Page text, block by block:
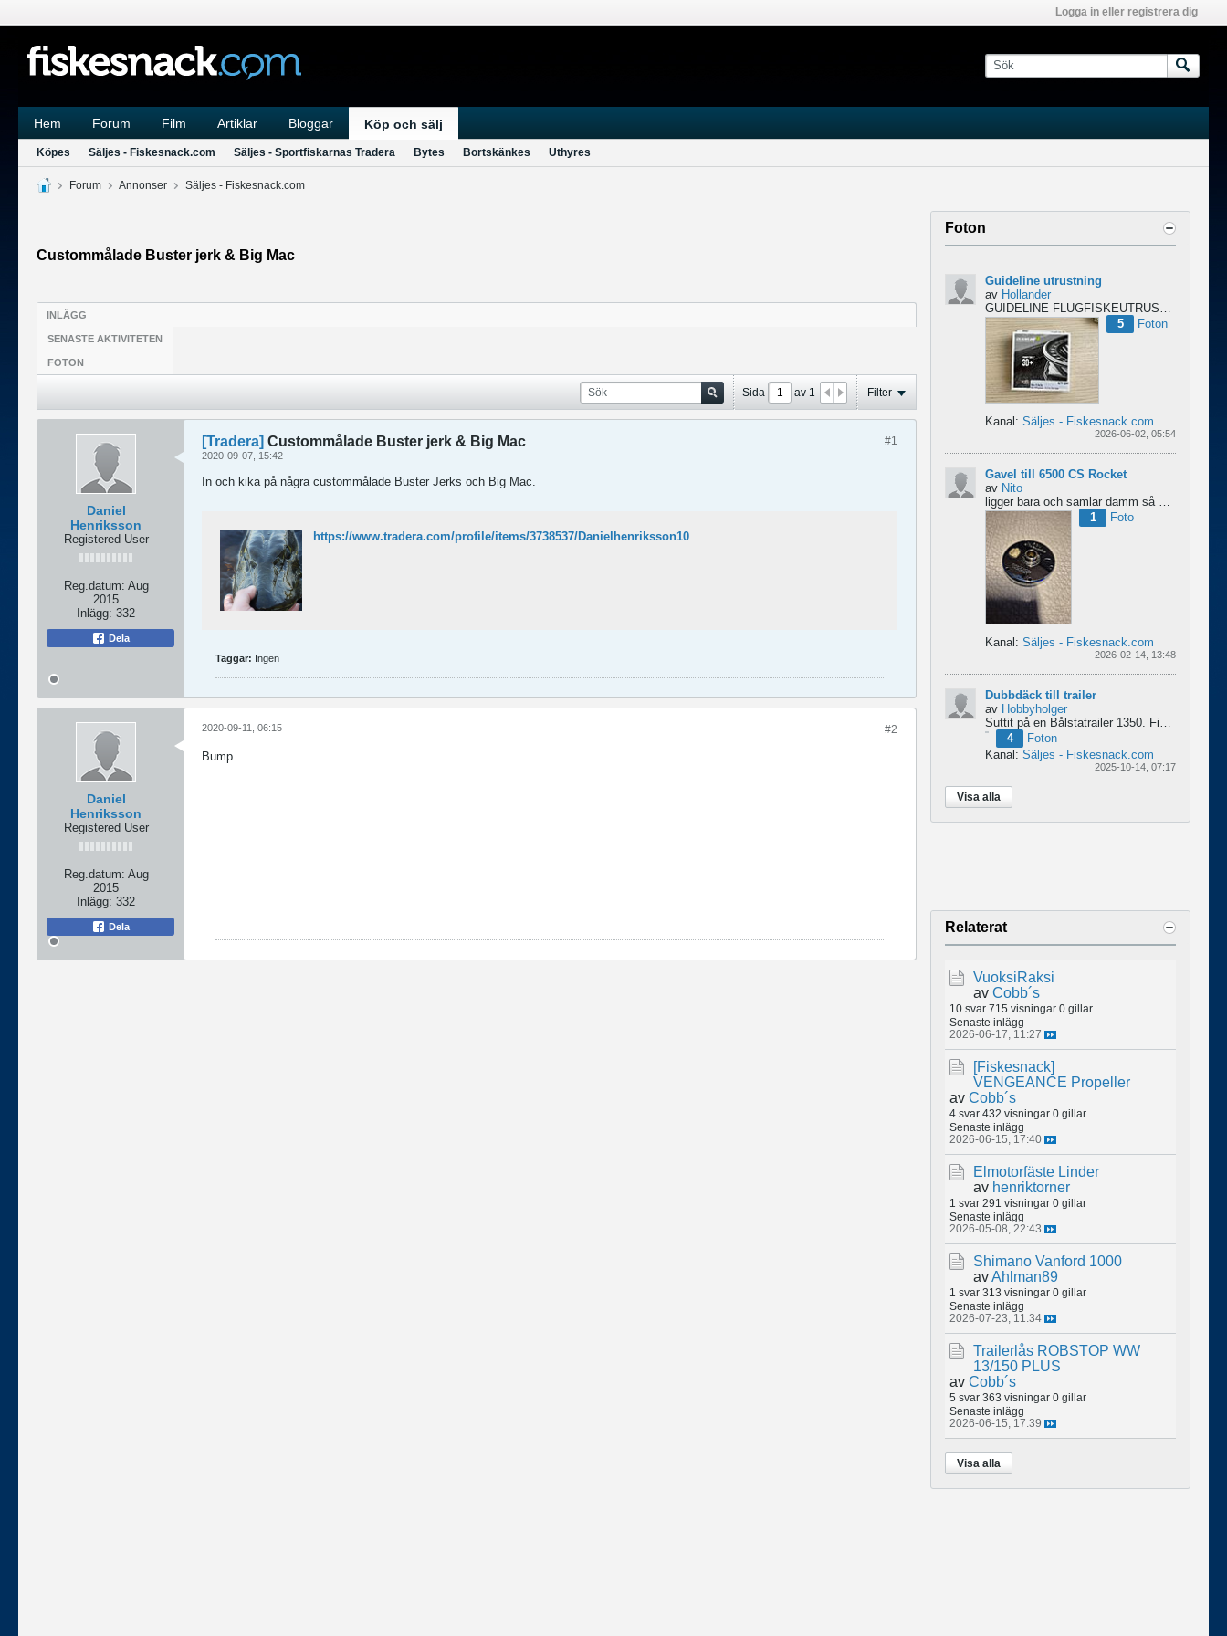
Logga in eller registrera dig
Hem Forum Film Artiklar Bloggar Köp och sälj
Köpes Säljes - Fiskesnack.com Säljes - Sportfiskarnas Tradera Bytes Bortskänkes Uthyres
Forum Annonser Säljes - Fiskesnack.com
Custommålade Buster jerk & Big Mac
INLÄGG
SENASTE AKTIVITETEN
FOTON
Sida av 1 Filter
Daniel
Henriksson
Registered User
Reg.datum: Aug
2015
Inlägg: 332
Dela
#1
[Tradera] Custommålade Buster jerk & Big Mac
2020-09-07, 15:42
In och kika på några custommålade Buster Jerks och Big Mac.
https://www.tradera.com/profile/items/3738537/Danielhenriksson10
Taggar: Ingen
Daniel
Henriksson
Registered User
Reg.datum: Aug
2015
Inlägg: 332
Dela
#2
2020-09-11, 06:15
Bump.
Foton
Guideline utrustning
av Hollander
GUIDELINE FLUGFISKEUTRUSTNING – NYTT & OÖPPNAT
5
Foton
Kanal: Säljes - Fiskesnack.com
2026-06-02, 05:54
Gavel till 6500 CS Rocket
av Nito
1
Foto
Kanal: Säljes - Fiskesnack.com
2026-02-14, 13:48
Dubbdäck till trailer
av Hobbyholger
Suttit på en Bålstatrailer 1350. Finns i Spånga men kan transporteras mot Linköping. 500kr
4
Foton
Kanal: Säljes - Fiskesnack.com
2025-10-14, 07:17
Visa alla
Relaterat
VuoksiRaksi
av Cobb´s
10 svar 715 visningar 0 gillar
Senaste inlägg
2026-06-17, 11:27
[Fiskesnack]
VENGEANCE Propeller
av Cobb´s
4 svar 432 visningar 0 gillar
Senaste inlägg
2026-06-15, 17:40
Elmotorfäste Linder
av henriktorner
1 svar 291 visningar 0 gillar
Senaste inlägg
2026-05-08, 22:43
Shimano Vanford 1000
avAhlman89
1 svar 313 visningar 0 gillar
Senaste inlägg
2026-07-23, 11:34
Trailerlås ROBSTOP WW
13/150 PLUS
av Cobb´s
5 svar 363 visningar 0 gillar
Senaste inlägg
2026-06-15, 17:39
Visa alla